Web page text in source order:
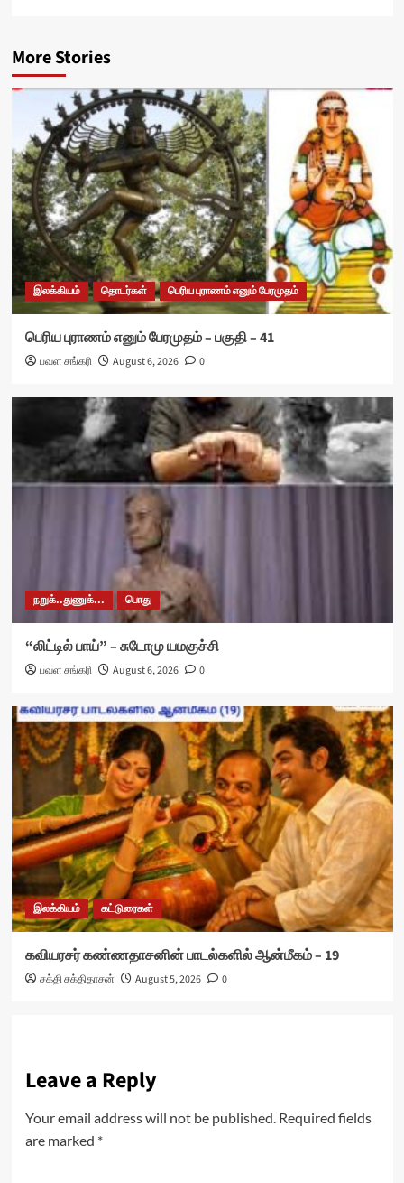
More Stories
இலக்கியம் தொடர்கள் பெரிய புராணம் எனும் பேரமுதம்
பெரிய புராணம் எனும் பேரமுதம் – பகுதி – 41
பவள சங்கரி August 6, 2026 0
நறுக்..துணுக்... பொது
“லிட்டில் பாய்” – சுடோமு யமகுச்சி
பவள சங்கரி August 6, 2026 0
இலக்கியம் கட்டுரைகள்
கவியரசர் கண்ணதாசனின் பாடல்களில் ஆன்மீகம் – 19
சக்தி சக்திதாசன் August 5, 2026 0
Leave a Reply
Your email address will not be published. Required fields
are marked *